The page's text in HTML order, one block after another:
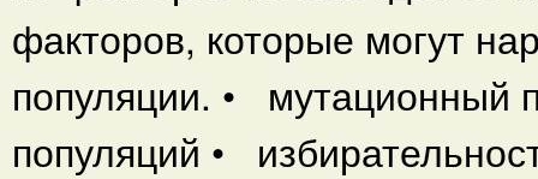
факторов, которые могут
популяции. • мутационный
популяций •